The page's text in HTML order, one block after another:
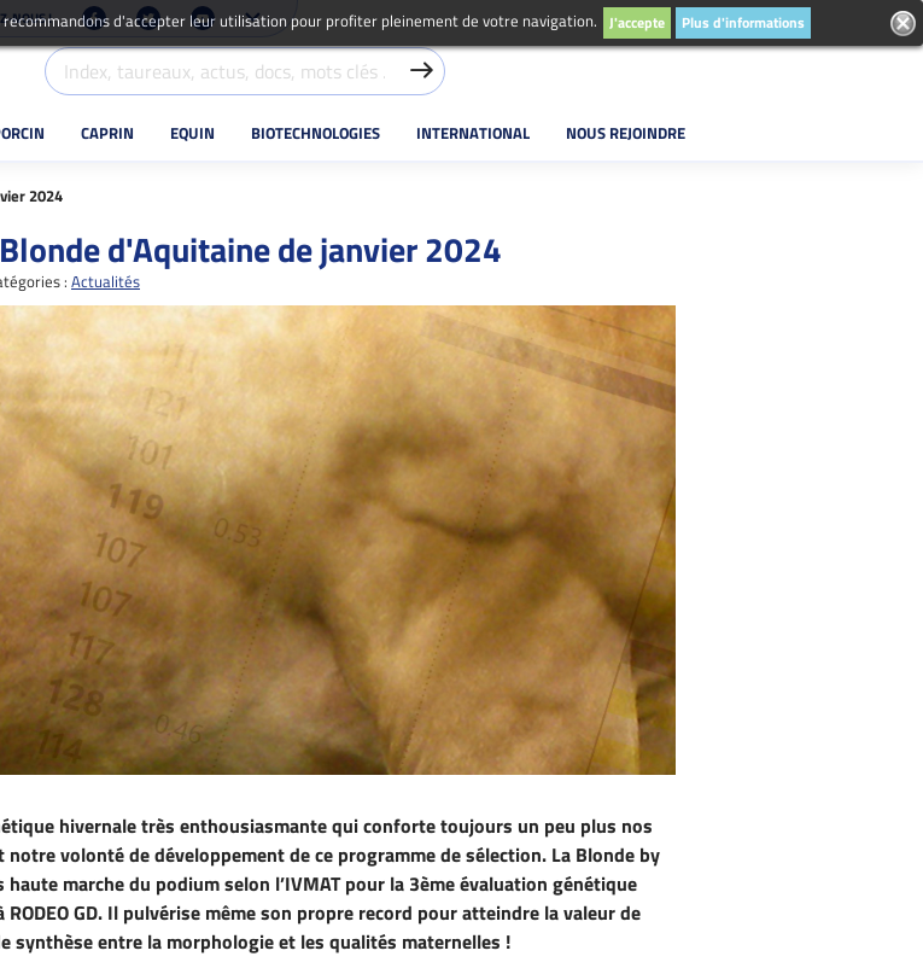
NOUS !
CAPRIN EQUIN BIOTECHNOLOGIES INTERNATIONAL NOUS REJOINDRE
2024
d'Aquitaine de janvier 2024
: Actualités
hivernale très enthousiasmante qui conforte toujours un peu plus nos
volonté de développement de ce programme de sélection. La Blonde by
haute marche du podium selon l’IVMAT pour la 3ème évaluation génétique
RODEO GD. Il pulvérise même son propre record pour atteindre la valeur de
synthèse entre la morphologie et les qualités maternelles !
d'accepter leur utilisation pour profiter pleinement de votre navigation. J'accepte Plus d'informations